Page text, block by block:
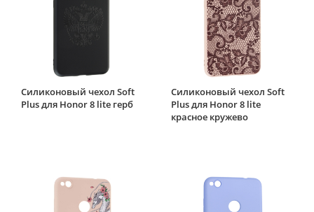
Силиконовый чехол Soft
Plus для Honor 8 lite герб
Силиконовый чехол Soft
Plus для Honor 8 lite
красное кружево